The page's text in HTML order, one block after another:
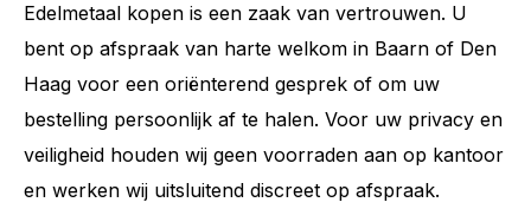
Edelmetaal kopen is een zaak van vertrouwen. U
bent op afspraak van harte welkom in Baarn of Den
Haag voor een oriënterend gesprek of om uw
bestelling persoonlijk af te halen. Voor uw privacy en
veiligheid houden wij geen voorraden aan op kantoor
en werken wij uitsluitend discreet op afspraak.